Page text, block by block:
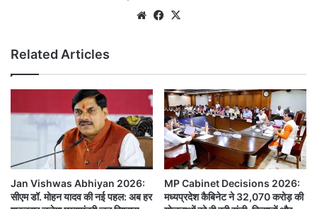
WebsiteFacebook
Related Articles
Jan Vishwas Abhiyan 2026:
सीएम डॉ. मोहन यादव की नई पहल: अब हर
MP Cabinet Decisions 2026:
मध्यप्रदेश कैबिनेट ने 32,070 करोड़ की